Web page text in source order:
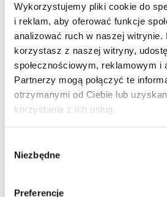
Wykorzystujemy pliki cookie do
i reklam, aby oferować funkcje
analizować ruch w naszej witrynie.
korzystasz z naszej witryny,
społecznościowym, reklamowym i
Partnerzy mogą połączyć te
otrzymanymi od Ciebie lub
korzystania z ich usług.
zgody
Niezbędne
Preferencje